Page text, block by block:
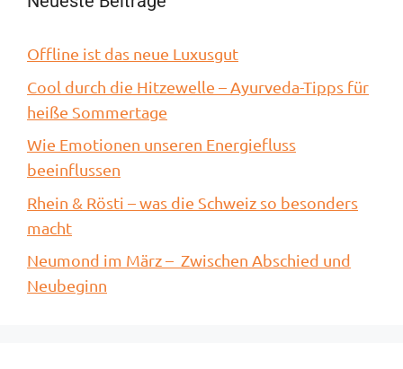
Offline ist das neue Luxusgut
Cool durch die Hitzewelle – Ayurveda-Tipps für
heiße Sommertage
Wie Emotionen unseren Energiefluss
beeinflussen
Rhein & Rösti – was die Schweiz so besonders
macht
Neumond im März – Zwischen Abschied und
Neubeginn